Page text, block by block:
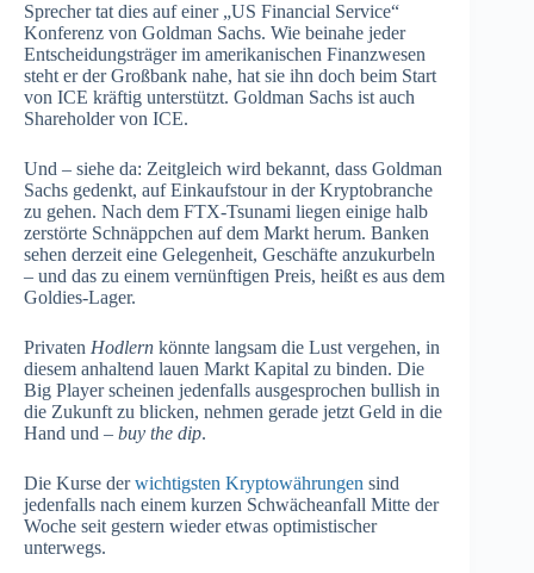
Sprecher tat dies auf einer „US Financial Service“
Konferenz von Goldman Sachs. Wie beinahe jeder
Entscheidungsträger im amerikanischen Finanzwesen
steht er der Großbank nahe, hat sie ihn doch beim Start
von ICE kräftig unterstützt. Goldman Sachs ist auch
Shareholder von ICE.
Und – siehe da: Zeitgleich wird bekannt, dass Goldman
Sachs gedenkt, auf Einkaufstour in der Kryptobranche
zu gehen. Nach dem FTX-Tsunami liegen einige halb
zerstörte Schnäppchen auf dem Markt herum. Banken
sehen derzeit eine Gelegenheit, Geschäfte anzukurbeln
– und das zu einem vernünftigen Preis, heißt es aus dem
Goldies-Lager.
Privaten Hodlern könnte langsam die Lust vergehen, in
diesem anhaltend lauen Markt Kapital zu binden. Die
Big Player scheinen jedenfalls ausgesprochen bullish in
die Zukunft zu blicken, nehmen gerade jetzt Geld in die
Hand und – buy the dip.
Die Kurse derwichtigsten Kryptowährungen sind
jedenfalls nach einem kurzen Schwächeanfall Mitte der
Woche seit gestern wieder etwas optimistischer
unterwegs.